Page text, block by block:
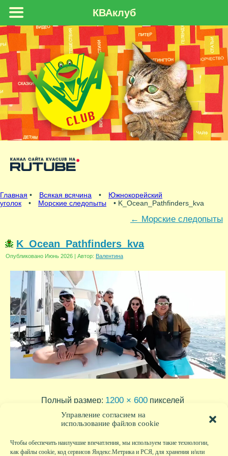
Управление согласием на
использование файлов cookie
Чтобы обеспечить наилучшие впечатления, мы используем такие технологии,
как файлы cookie, код сервисов Яндекс.Метрика и РСЯ, для хранения и/или
Главная • Всякая всячина •
Южнокорейский
уголок
• Морские следопыты • K_Ocean_Pathfinders_kva
← Морские следопыты
K_Ocean_Pathfinders_kva
Опубликовано Июнь 2026 | Автор: Валентина
Полный размер: 1200 × 600 пикселей
КВАклуб